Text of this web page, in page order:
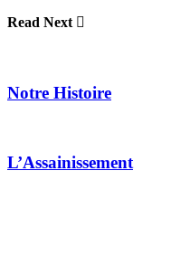
Read Next
Notre Histoire
L’Assainissement